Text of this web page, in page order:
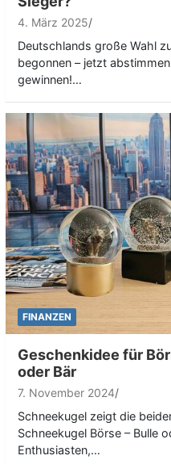
4. März 2025
Deutschlands große Wahl
begonnen – jetzt
gewinnen!…
FINANZEN
Geschenkidee für
oder Bär
7. November 2024
Schneekugel zeigt die
Schneekugel Börse – Bulle
Enthusiasten,…